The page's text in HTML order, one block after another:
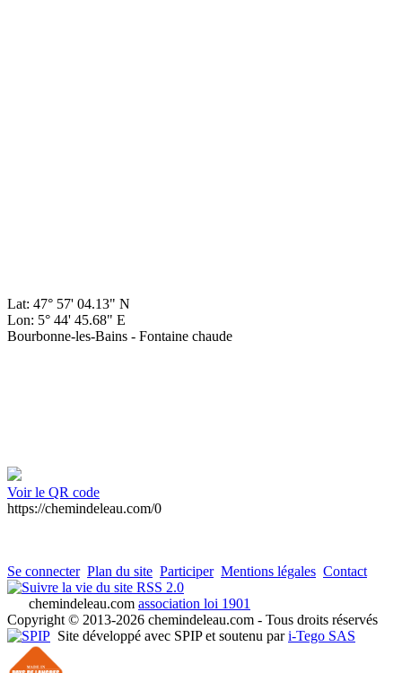
Lat: 47° 57' 04.13" N
Lon: 5° 44' 45.68" E
Bourbonne-les-Bains - Fontaine chaude
Voir le QR code
https://chemindeleau.com/0
Se connecter Plan du site Participer Mentions légales Contact
RSS 2.0
chemindeleau.com association loi 1901
Copyright © 2013-2026 chemindeleau.com - Tous droits réservés
Site développé avec SPIP et soutenu pari-Tego SAS